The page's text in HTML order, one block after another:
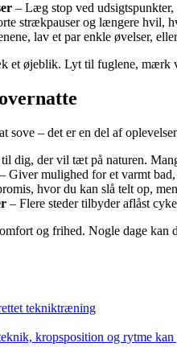
– Læg stop ved
strækpauser og længere hvil,
lav et par enkle øvelser,
et øjeblik. Lyt til fuglene, mærk
sove – det er en del af
dig, der vil tæt på naturen.
– Giver mulighed for et varmt
hvor du kan slå telt op,
– Flere steder tilbyder aflåst
og frihed. Nogle dage kan
tekniktræning
kropsposition og rytme